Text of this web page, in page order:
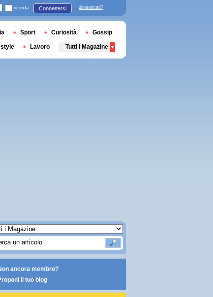
ancora membro?
il tuo blog
ricorda Connettersi dimenticati?
Sport Curiosità Gossip
Lavoro Tutti i Magazine